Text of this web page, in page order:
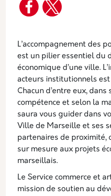
Description
L’accompagnement des
est un pilier essentiel du
économique d’une ville.
acteurs institutionnels
Chacun d’entre eux, dans
compétence et selon la
saura vous guider dans
Ville de Marseille et ses
partenaires de proximité,
sur mesure aux projets
marseillais.
Le Service commerce et
mission de soutien au